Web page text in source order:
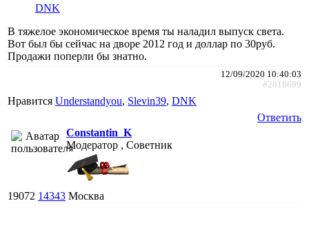
DNK
В тяжелое экономическое время ты наладил выпуск света.
Вот был бы сейчас на дворе 2012 год и доллар по 30руб.
Продажи поперли бы знатно.
12/09/2020 10:40:03
#2818699
Нравится Understandyou, Slevin39, DNK
Ответить
Constantin_K
Модератор , Советник
19072 14343 Москва